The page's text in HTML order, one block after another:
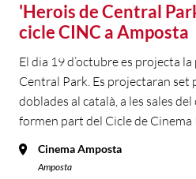
'Herois de Central
cicle CINC a Amposta
El dia 19 d’octubre es projecta
Central Park. Es projectaran set
doblades al català, a les sales
formen part del Cicle de
Cinema Amposta
Amposta